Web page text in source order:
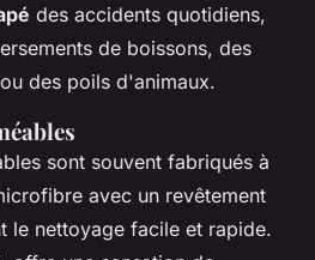
des accidents quotidiens,
de boissons, des
des poils d'animaux.
sont souvent fabriqués à
avec un revêtement
le nettoyage facile et rapide.